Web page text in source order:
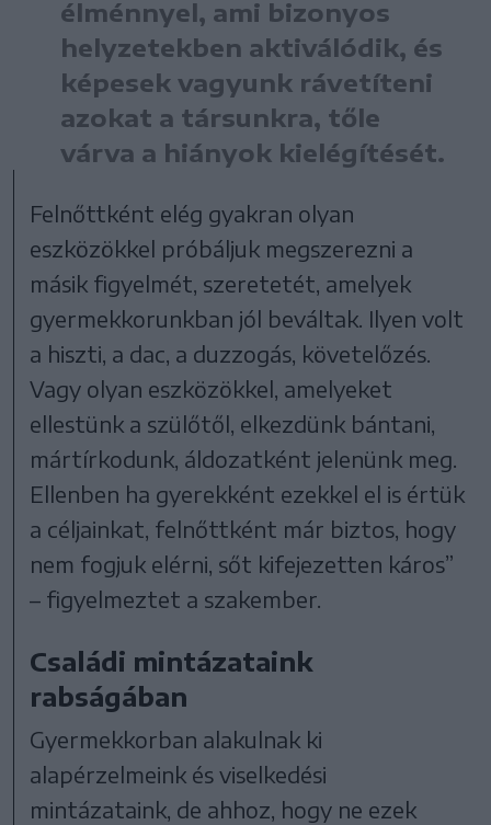
élménnyel, ami bizonyos
helyzetekben aktiválódik, és
képesek vagyunk rávetíteni
azokat a társunkra, tőle
várva a hiányok kielégítését.
Felnőttként elég gyakran olyan
eszközökkel próbáljuk megszerezni a
másik figyelmét, szeretetét, amelyek
gyermekkorunkban jól beváltak. Ilyen volt
a hiszti, a dac, a duzzogás, követelőzés.
Vagy olyan eszközökkel, amelyeket
ellestünk a szülőtől, elkezdünk bántani,
mártírkodunk, áldozatként jelenünk meg.
Ellenben ha gyerekként ezekkel el is értük
a céljainkat, felnőttként már biztos, hogy
nem fogjuk elérni, sőt kifejezetten káros”
– figyelmeztet a szakember.
Családi mintázataink
rabságában
Gyermekkorban alakulnak ki
alapérzelmeink és viselkedési
mintázataink, de ahhoz, hogy ne ezek